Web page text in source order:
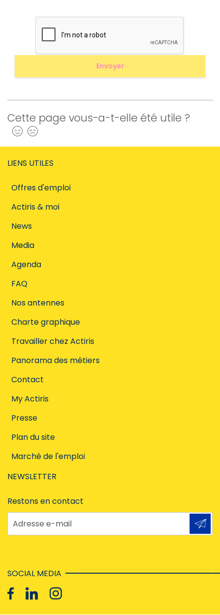
Cette page vous-a-t-elle été utile ?
Oui
LIENS UTILES
Offres d'emploi
Actiris & moi
News
Media
Agenda
FAQ
Nos antennes
Charte graphique
Travailler chez Actiris
Panorama des métiers
Contact
My Actiris
Presse
Plan du site
Marché de l'emploi
NEWSLETTER
Restons en contact
Adresse e-mail
SOCIAL MEDIA